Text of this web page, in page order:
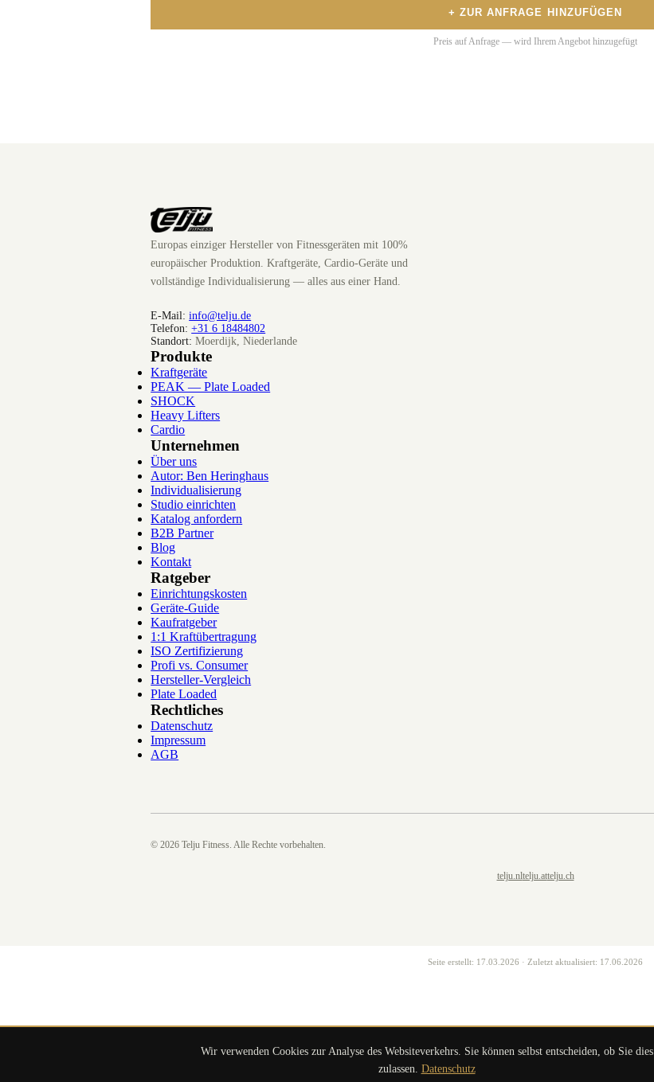
+ ZUR ANFRAGE HINZUFÜGEN
Preis auf Anfrage — wird Ihrem Angebot hinzugefügt
Europas einziger Hersteller von Fitnessgeräten mit 100%
europäischer Produktion. Kraftgeräte, Cardio-Geräte und
vollständige Individualisierung — alles aus einer Hand.
E-Mail: info@telju.de
Telefon: +31 6 18484802
Standort: Moerdijk, Niederlande
Produkte
Kraftgeräte
PEAK — Plate Loaded
SHOCK
Heavy Lifters
Cardio
Unternehmen
Über uns
Autor: Ben Heringhaus
Individualisierung
Studio einrichten
Katalog anfordern
B2B Partner
Blog
Kontakt
Ratgeber
Einrichtungskosten
Geräte-Guide
Kaufratgeber
1:1 Kraftübertragung
ISO Zertifizierung
Profi vs. Consumer
Hersteller-Vergleich
Plate Loaded
Rechtliches
Datenschutz
Impressum
AGB
©2026 Telju Fitness. Alle Rechte vorbehalten.
telju.nltelju.attelju.ch
Seite erstellt: 17.03.2026 · Zuletzt aktualisiert: 17.06.2026
ANGEBOT ANFORDERN
Wir verwenden Cookies zur Analyse des Websiteverkehrs. Sie können selbst entscheiden, ob Sie dies
zulassen. Datenschutz